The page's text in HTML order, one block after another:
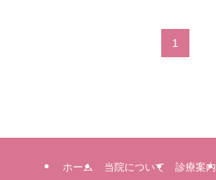
1
ホーム 当院について 診療案内